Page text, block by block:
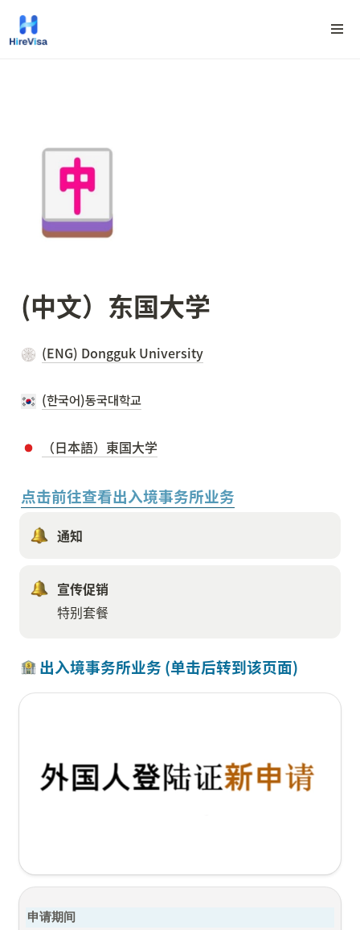
(中文）东国大学
(ENG) Dongguk University
(한국어)동국대학교
（日本語）東国大学
点击前往查看出入境事务所业务
通知
宣传促销
特别套餐
出入境事务所业务 (单击后转到该页面)
申请期间